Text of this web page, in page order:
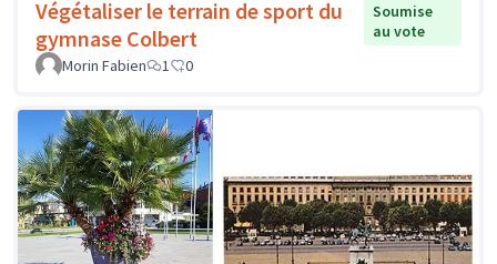
Végétaliser le terrain de sport du
gymnase Colbert
Soumise
au vote
Morin Fabien
1 0